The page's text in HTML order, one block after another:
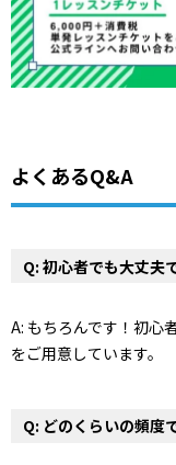
よくあるQ&A
Q: 初心者でも大丈夫
A: もちろんです！初心
をご用意しています。
Q: どのくらいの頻度